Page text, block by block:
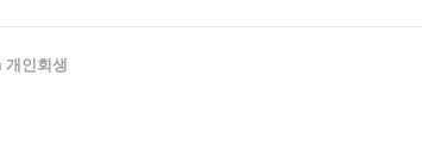
개인회생